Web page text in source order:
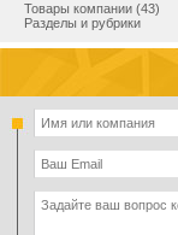
Товары компании (43)
Разделы и рубрики